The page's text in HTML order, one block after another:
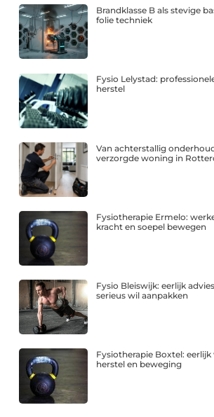
Brandklasse B als stevige
folie techniek
Fysio Lelystad:
herstel
Van achterstallig
verzorgde woning in
Fysiotherapie Ermelo:
kracht en soepel bewegen
Fysio Bleiswijk: eerlijk
serieus wil aanpakken
Fysiotherapie Boxtel:
herstel en beweging